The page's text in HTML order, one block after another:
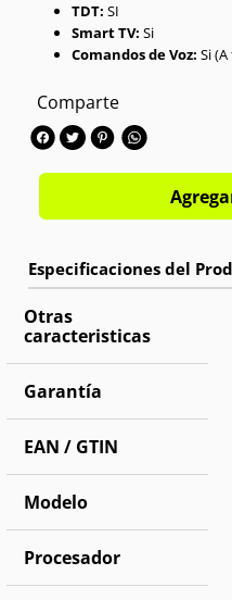
TDT: SI
Smart TV: Si
Comandos de Voz: Si
Comparte
Otras
caracteristicas
Garantía
EAN / GTIN
Modelo
Procesador